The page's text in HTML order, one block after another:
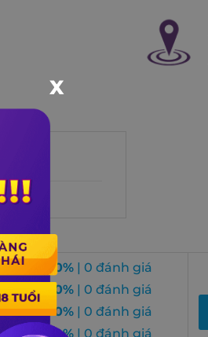
0%| 0 đánh giá
0%| 0 đánh giá
0%| 0 đánh giá
0%| 0 đánh giá
X